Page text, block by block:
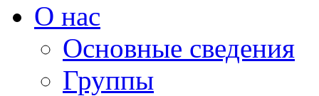
О нас
Основные сведения
Группы